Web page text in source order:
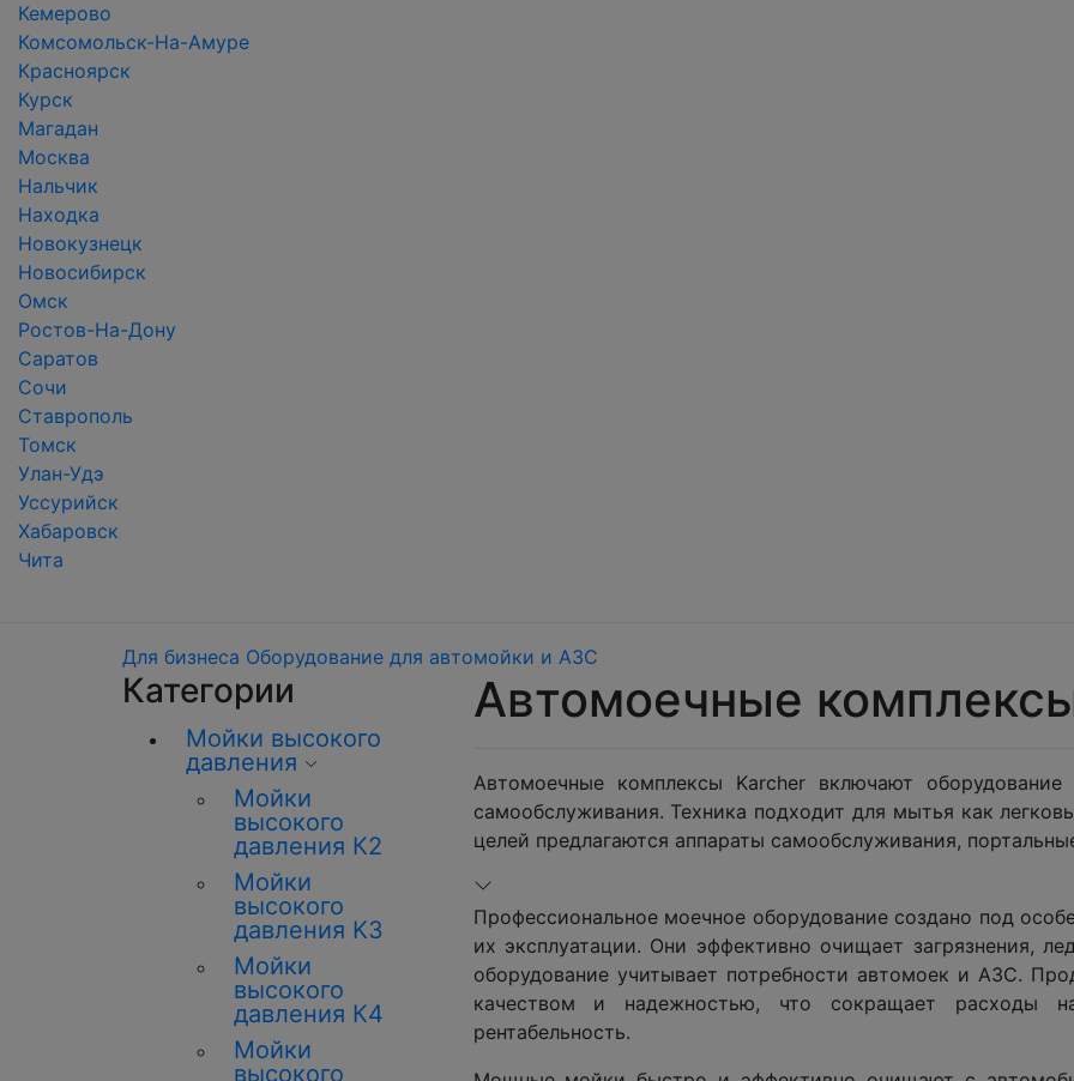
Кемерово
Комсомольск-На-Амуре
Красноярск
Курск
Магадан
Москва
Нальчик
Находка
Новокузнецк
Новосибирск
Омск
Ростов-На-Дону
Саратов
Сочи
Ставрополь
Томск
Улан-Удэ
Уссурийск
Хабаровск
Чита
Для бизнеса Оборудование для автомойки и АЗС
Категории
Мойки высокого
давления
Мойки
высокого
давления К2
Мойки
высокого
давления K3
Мойки
высокого
давления К4
Мойки
высокого
Автомоечные
Автомоечные комплексы Karcher включают
самообслуживания. Техника подходит для мытья как
целей предлагаются аппараты самообслуживания,
Профессиональное моечное оборудование создано под
их эксплуатации. Они эффективно очищает загрязнения,
оборудование учитывает потребности автомоек и АЗС.
качеством и надежностью, что сокращает расходы
рентабельность.